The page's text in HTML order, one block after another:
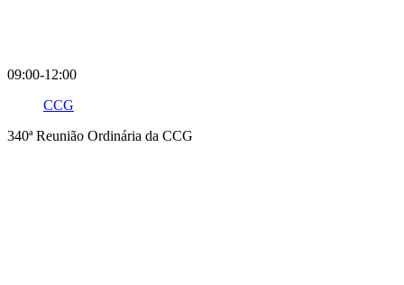
09:00-12:00
CCG
340ª Reunião Ordinária da CCG